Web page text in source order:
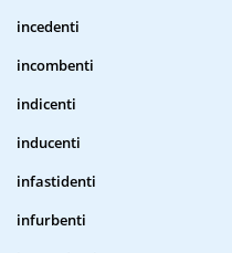
incedenti
incombenti
indicenti
inducenti
infastidenti
infurbenti